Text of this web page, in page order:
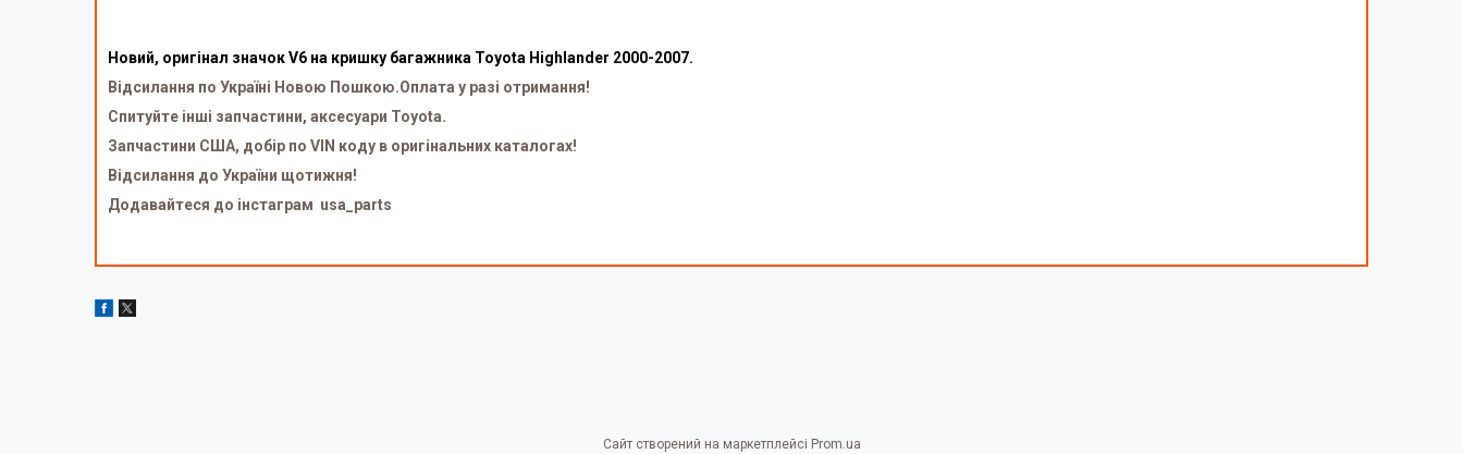
Новий, оригінал значок V6 на кришку багажника Toyota Highlander 2000-2007.
Відсилання по Україні Новою Пошкою.Оплата у разі отримання!
Спитуйте інші запчастини, аксесуари Toyota.
Запчастини США, добір по VIN коду в оригінальних каталогах!
Відсилання до України щотижня!
Додавайтеся до інстаграм usa_parts
Сайт створений на маркетплейсі Prom.ua